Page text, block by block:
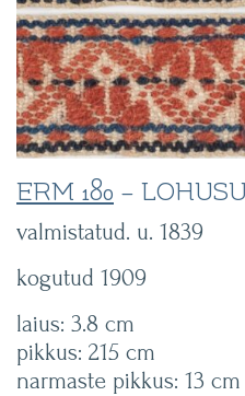
ERM 180 –
valmistatud. u. 1839
kogutud 1909
laius: 3.8 cm
pikkus: 215 cm
narmaste pikkus: 13 cm